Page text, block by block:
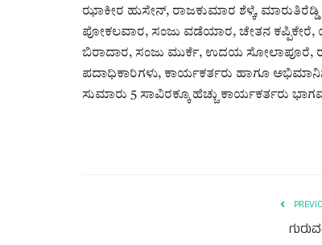
ಝಾಕೀರ ಹುಸೇನ್, ರಾಜಕುಮಾರ ಶೆಳ್ಕೆ,
ಪೋಕಲವಾರ, ಸಂಜು ವಡೆಯಾರ, ಚೇತನ ಕಪ್ಪಿಕೇರೆ,
ಬಿರಾದಾರ, ಸಂಜು ಮುರ್ಕೆ, ಉದಯ ಸೋಲಾಪೂರೆ,
ಪದಾಧಿಕಾರಿಗಳು, ಕಾರ್ಯಕರ್ತರು ಹಾಗೂ
ಸುಮಾರು 5 ಸಾವಿರಕ್ಕೂ ಹೆಚ್ಚು ಕಾರ್ಯಕರ್ತರು